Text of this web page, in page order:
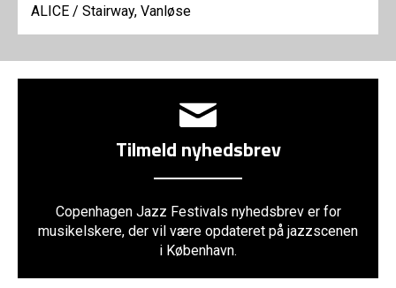
ALICE / Stairway, Vanløse
Tilmeld nyhedsbrev
Copenhagen Jazz Festivals nyhedsbrev er for
musikelskere, der vil være opdateret på jazzscenen
i København.